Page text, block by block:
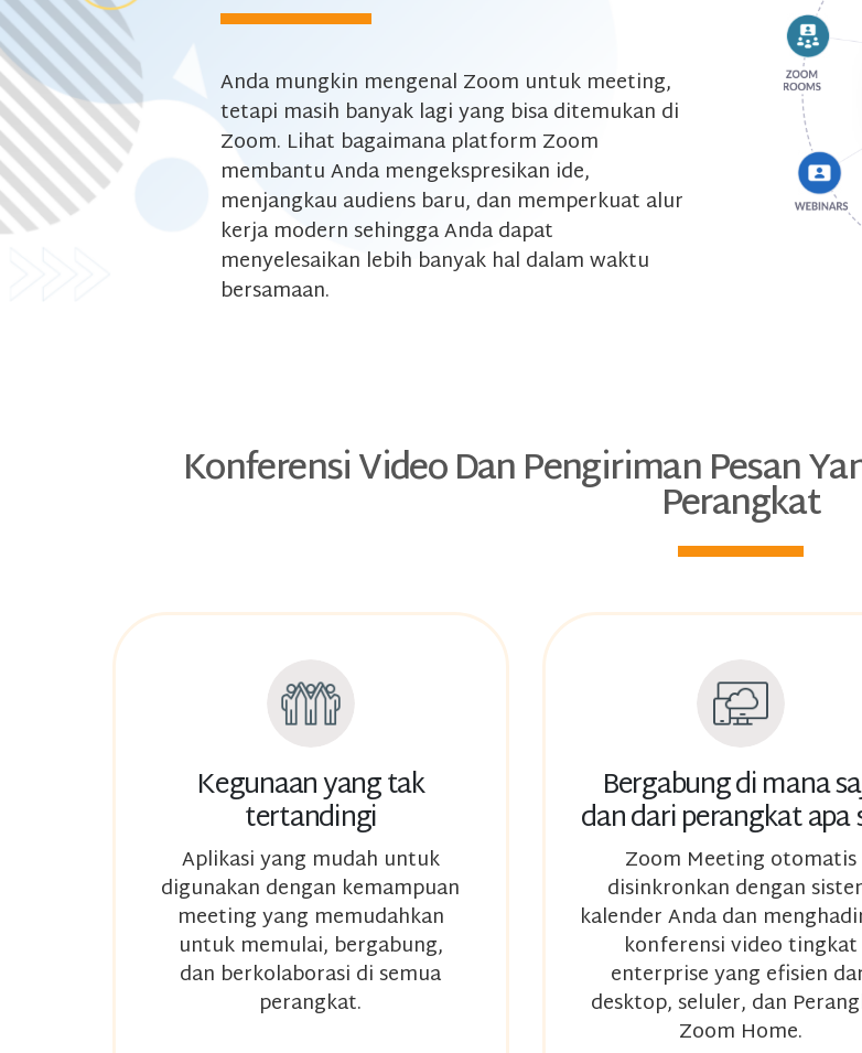
Anda mungkin mengenal Zoom untuk meeting,
tetapi masih banyak lagi yang bisa ditemukan di
Zoom. Lihat bagaimana platform Zoom
membantu Anda mengekspresikan ide,
menjangkau audiens baru, dan memperkuat alur
kerja modern sehingga Anda dapat
menyelesaikan lebih banyak hal dalam waktu
bersamaan.
Konferensi Video Dan Pengiriman Pesan
Perangkat
Kegunaan yang tak
tertandingi
Aplikasi yang mudah untuk
digunakan dengan kemampuan
meeting yang memudahkan
untuk memulai, bergabung,
dan berkolaborasi di semua
perangkat.
Bergabung di mana
dan dari perangkat apa
Zoom Meeting otomatis
disinkronkan dengan
kalender Anda dan
konferensi video tingkat
enterprise yang efisien
desktop, seluler, dan
Zoom Home.